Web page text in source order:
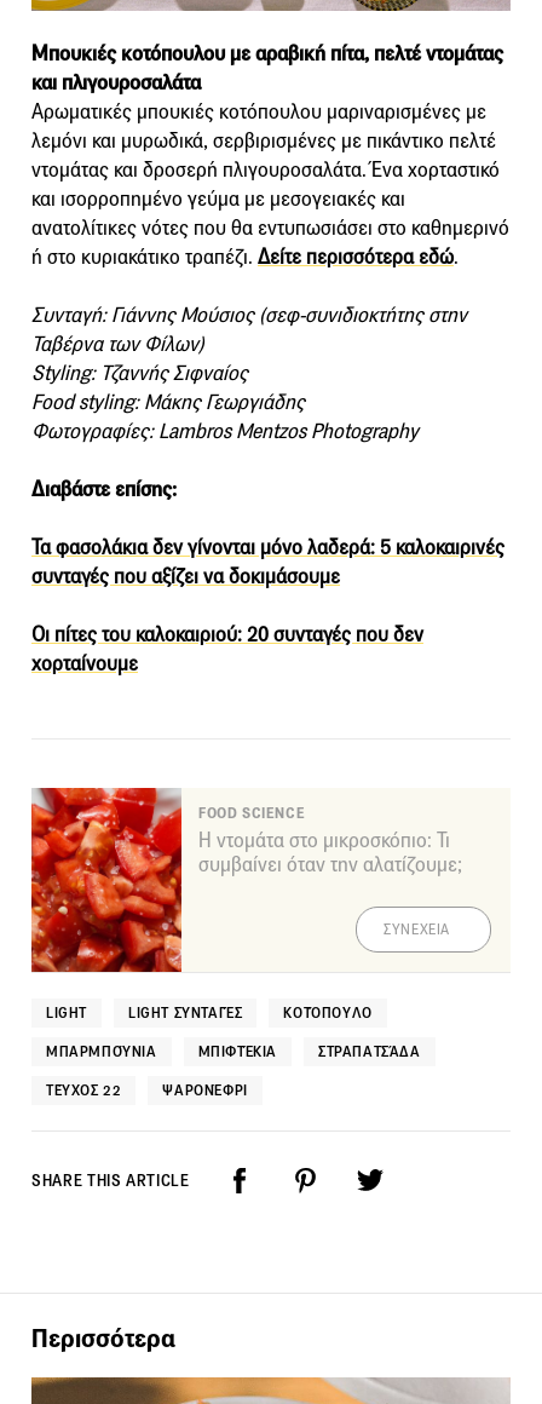
Μπουκιές κοτόπουλου με αραβική πίτα, πελτέ ντομάτας
και πλιγουροσαλάτα
Αρωματικές μπουκιές κοτόπουλου μαριναρισμένες με
λεμόνι και μυρωδικά, σερβιρισμένες με πικάντικο πελτέ
ντομάτας και δροσερή πλιγουροσαλάτα. Ένα χορταστικό
και ισορροπημένο γεύμα με μεσογειακές και
ανατολίτικες νότες που θα εντυπωσιάσει στο καθημερινό
ή στο κυριακάτικο τραπέζι. Δείτε περισσότερα εδώ.
Συνταγή: Γιάννης Μούσιος(σεφ-συνιδιοκτήτης στην
Ταβέρνα των Φίλων)
Styling: Τζαννής Σιφναίος
Food styling:Μάκης Γεωργιάδης
Φωτογραφίες: LambrosMentzosPhotography
Διαβάστε επίσης:
Τα φασολάκια δεν γίνονται μόνο λαδερά: 5 καλοκαιρινές
συνταγές που αξίζει να δοκιμάσουμε
Οι πίτες του καλοκαιριού: 20 συνταγές που δεν
χορταίνουμε
FOOD SCIENCE
Η ντομάτα στο μικροσκόπιο: Τι
συμβαίνει όταν την αλατίζουμε;
ΣΥΝΕΧΕΙΑ
LIGHT LIGHT ΣΥΝΤΑΓΈΣ ΚΟΤΌΠΟΥΛΟ
ΜΠΑΡΜΠΟΎΝΙΑ ΜΠΙΦΤΈΚΙΑ ΣΤΡΑΠΑΤΣΆΔΑ
ΤΕΎΧΟΣ 22 ΨΑΡΟΝΈΦΡΙ
SHARE THIS ARTICLE
Περισσότερα